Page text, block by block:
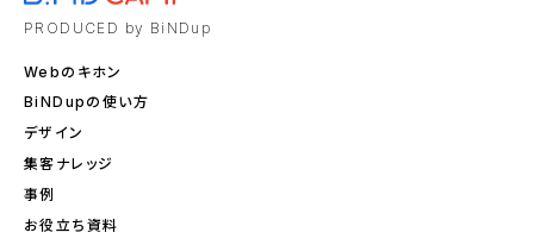
PRODUCED by BiNDup
Webのキホン
BiNDupの使い方
デザイン
集客ナレッジ
事例
お役立ち資料